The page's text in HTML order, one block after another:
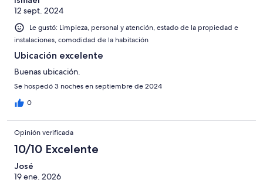
12 sept. 2024
Le gustó: Limpieza, personal y atención, estado de la propiedad e
instalaciones, comodidad de la habitación
Ubicación excelente
Buenas ubicación.
Se hospedó 3 noches en septiembre de 2024
0
Opinión verificada
10/10 Excelente
José
19 ene. 2026